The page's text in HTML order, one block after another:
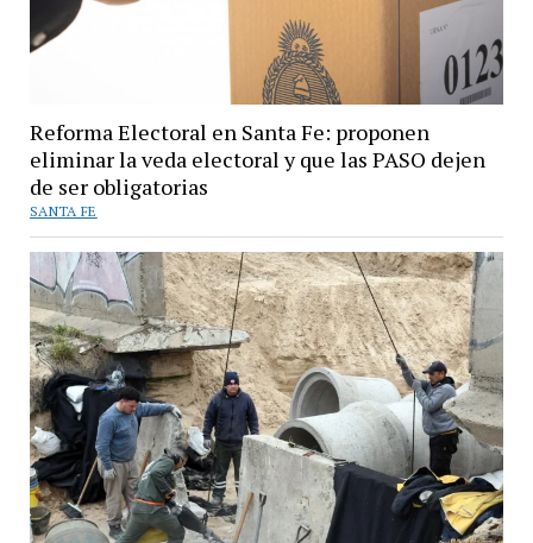
Reforma Electoral en Santa Fe: proponen
eliminar la veda electoral y que las PASO dejen
de ser obligatorias
SANTA FE